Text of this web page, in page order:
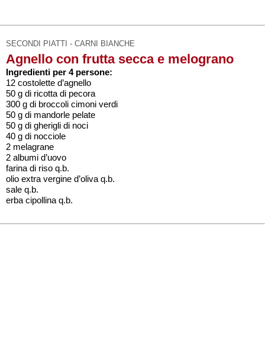
SECONDI PIATTI - CARNI BIANCHE
Agnello con frutta secca e melograno
Ingredienti per 4 persone:
12 costolette d’agnello
50 g di ricotta di pecora
300 g di broccoli cimoni verdi
50 g di mandorle pelate
50 g di gherigli di noci
40 g di nocciole
2 melagrane
2 albumi d’uovo
farina di riso q.b.
olio extra vergine d’oliva q.b.
sale q.b.
erba cipollina q.b.